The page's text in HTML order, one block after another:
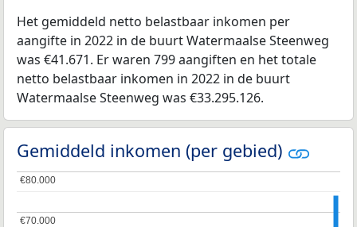
Het gemiddeld netto belastbaar inkomen per
aangifte in 2022 in de buurt Watermaalse Steenweg
was €41.671. Er waren 799 aangiften en het totale
netto belastbaar inkomen in 2022 in de buurt
Watermaalse Steenweg was €33.295.126.
Gemiddeld inkomen (per gebied)
€70.000
€70.000
€80.000
€80.000